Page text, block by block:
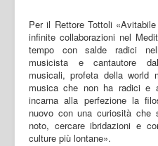
Per il Rettore Tottoli
infinite collaborazioni nel
tempo con salde radici
musicista e cantautore
musicali, profeta della world
musica che non ha radici e
incarna alla perfezione la
nuovo con una curiosità che
noto, cercare ibridazioni e
culture più lontane».